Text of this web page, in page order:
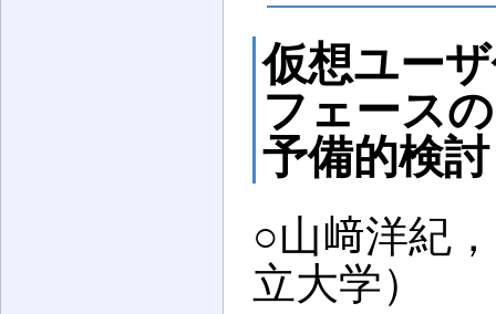
仮想ユー
フェース
予備的検討
○山﨑洋紀
立大学）